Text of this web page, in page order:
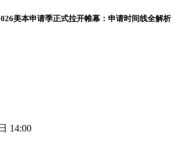
美本申请季正式拉开帷幕：申请时间线全解析
14:00